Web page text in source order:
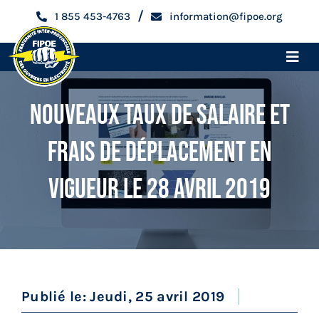
content
1 855 453-4763 / information@fipoe.org
Toggle
Accueil
Devenir membre
Espace membre
Métiers
Nouveaux Taux De Salaire Et
Frais De Déplacement En
Vigueur Le 28 Avril 2019
Publié le: Jeudi, 25 avril 2019